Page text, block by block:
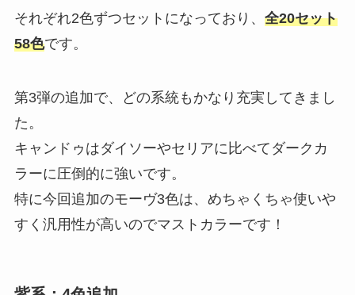
それぞれ2色ずつセットになっており、 全20セット
58色です。
第3弾の追加で、どの系統もかなり充実してきまし
た。
キャンドゥはダイソーやセリアに比べてダークカ
ラーに圧倒的に強いです。
特に今回追加のモーヴ3色は、めちゃくちゃ使いや
すく汎用性が高いのでマストカラーです！